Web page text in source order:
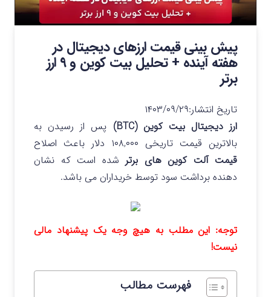
پیش بینی قیمت ارزهای دیجیتال در
هفته آینده + تحلیل بیت کوین و ۹ ارز
برتر
تاریخ انتشار:۱۴۰۳/۰۹/۲۹
ارز دیجیتال بیت کوین (BTC)
پس از رسیدن به
بالاترین قیمت تاریخی ۱۰۸,۰۰۰ دلار باعث اصلاح
قیمت آلت کوین های برتر شده است که نشان
دهنده برداشت سود توسط خریداران می باشد.
توجه: این مطلب به هیچ وجه یک پیشنهاد مالی
نیست!
فهرست مطالب